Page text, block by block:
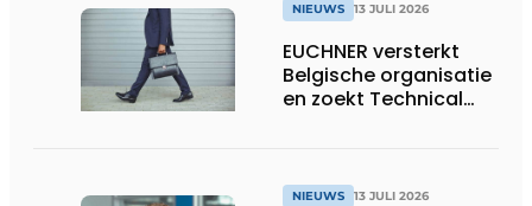
NIEUWS 13 JULI 2026
EUCHNER versterkt
Belgische organisatie
en zoekt Technical
NIEUWS 13 JULI 2026